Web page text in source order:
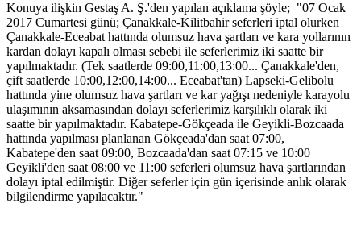
Konuya ilişkin Gestaş A. Ş.'den yapılan açıklama şöyle; "07 Ocak
2017 Cumartesi günü; Çanakkale-Kilitbahir seferleri iptal olurken
Çanakkale-Eceabat hattında olumsuz hava şartları ve kara yollarının
kardan dolayı kapalı olması sebebi ile seferlerimiz iki saatte bir
yapılmaktadır. (Tek saatlerde 09:00,11:00,13:00... Çanakkale'den,
çift saatlerde 10:00,12:00,14:00... Eceabat'tan) Lapseki-Gelibolu
hattında yine olumsuz hava şartları ve kar yağışı nedeniyle karayolu
ulaşımının aksamasından dolayı seferlerimiz karşılıklı olarak iki
saatte bir yapılmaktadır. Kabatepe-Gökçeada ile Geyikli-Bozcaada
hattında yapılması planlanan Gökçeada'dan saat 07:00,
Kabatepe'den saat 09:00, Bozcaada'dan saat 07:15 ve 10:00
Geyikli'den saat 08:00 ve 11:00 seferleri olumsuz hava şartlarından
dolayı iptal edilmiştir. Diğer seferler için gün içerisinde anlık olarak
bilgilendirme yapılacaktır."